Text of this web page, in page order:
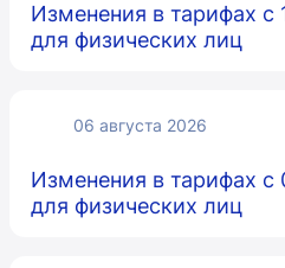
Изменения в тарифах с
для физических лиц
06 августа 2026
Изменения в тарифах с
для физических лиц